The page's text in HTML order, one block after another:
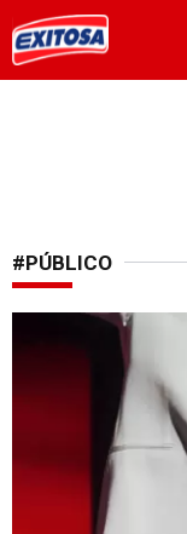
#PÚBLICO
Momento se viralizó